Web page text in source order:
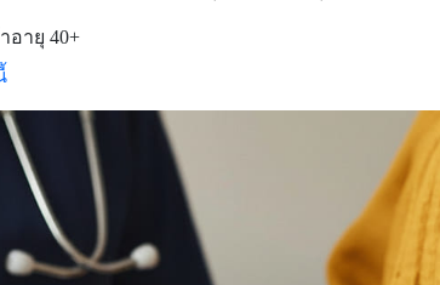
อายุ 40+